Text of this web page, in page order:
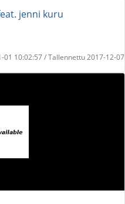
jenni kuru
01 10:02:57 / Tallennettu 2017-12-07